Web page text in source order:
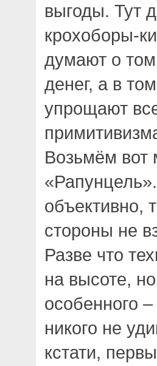
выгоды. Тут
крохоборы-
думают о
денег, а в
упрощают
Возьмём вот
объективно,
стороны не
Разве что
на высоте,
особенного
никого не
кстати,